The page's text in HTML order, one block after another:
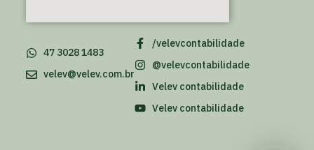
/velevcontabilidade
@velevcontabilidade
Velev contabilidade
Velev contabilidade
47 3028 1483
velev@velev.com.br